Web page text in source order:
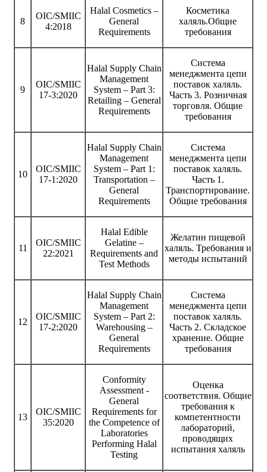
8
OIC/SMIIC
4:2018
Halal Cosmetics –
General
Requirements
Косметика
халяль.Общие
требования
9
OIC/SMIIC
17-3:2020
Halal Supply Chain
Management
System – Part 3:
Retailing – General
Requirements
Система
менеджмента цепи
поставок халяль.
Часть 3. Розничная
торговля. Общие
требования
10
OIC/SMIIC
17-1:2020
Halal Supply Chain
Management
System – Part 1:
Transportation –
General
Requirements
Система
менеджмента цепи
поставок халяль.
Часть 1.
Транспортирование.
Общие требования
11
OIC/SMIIC
22:2021
Halal Edible
Gelatine –
Requirements and
Test Methods
Желатин пищевой
халяль. Требования и
методы испытаний
12
OIC/SMIIC
17-2:2020
Halal Supply Chain
Management
System – Part 2:
Warehousing –
General
Requirements
Система
менеджмента цепи
поставок халяль.
Часть 2. Складское
хранение. Общие
требования
13
OIC/SMIIC
35:2020
Conformity
Assessment -
General
Requirements for
the Competence of
Laboratories
Performing Halal
Testing
Оценка
соответствия. Общие
требования к
компетентности
лабораторий,
проводящих
испытания халяль